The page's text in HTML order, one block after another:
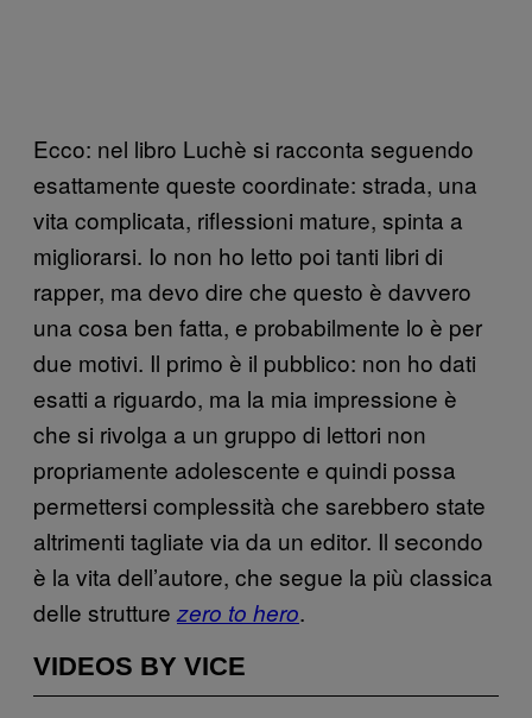
Ecco: nel libro Luchè si racconta seguendo
esattamente queste coordinate: strada, una
vita complicata, riflessioni mature, spinta a
migliorarsi. Io non ho letto poi tanti libri di
rapper, ma devo dire che questo è davvero
una cosa ben fatta, e probabilmente lo è per
due motivi. Il primo è il pubblico: non ho dati
esatti a riguardo, ma la mia impressione è
che si rivolga a un gruppo di lettori non
propriamente adolescente e quindi possa
permettersi complessità che sarebbero state
altrimenti tagliate via da un editor. Il secondo
è la vita dell’autore, che segue la più classica
delle strutture zero to hero.
VIDEOS BY VICE